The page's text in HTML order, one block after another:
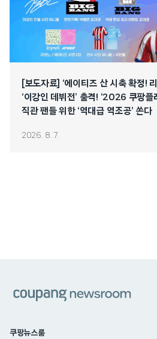
[보도자료] ‘에이티즈 산 시축 확정!
‘이강인 데뷔전’ 출격! ‘2026 쿠팡플
직관 팬들 위한 ‘역대급 역조공’ 쏜다
2026. 8. 7.
쿠팡뉴스룸